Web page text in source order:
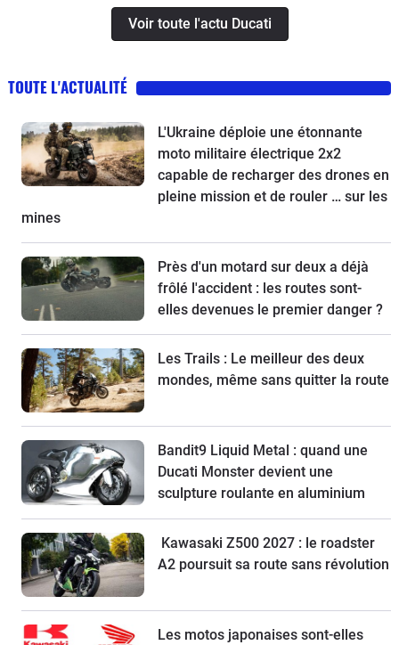
Voir toute l'actu Ducati
TOUTE L'ACTUALITÉ
L'Ukraine déploie une étonnante
moto militaire électrique 2x2
capable de recharger des drones en
pleine mission et de rouler … sur les
mines
Près d'un motard sur deux a déjà
frôlé l'accident : les routes sont-
elles devenues le premier danger ?
Les Trails : Le meilleur des deux
mondes, même sans quitter la route
Bandit9 Liquid Metal : quand une
Ducati Monster devient une
sculpture roulante en aluminium
Kawasaki Z500 2027 : le roadster
A2 poursuit sa route sans révolution
Les motos japonaises sont-elles